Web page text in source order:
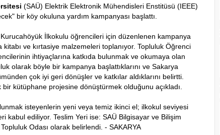
(SAÜ) Elektrik Elektronik Mühendisleri Enstitüsü (IEEE)
bir köy okuluna yardım kampanyası başlattı.
İlkokulu öğrencileri için düzenlenen kampanya
ve kırtasiye malzemeleri toplanıyor. Topluluk Öğrenci
ihtiyaçlarına katkıda bulunmak ve okumaya olan
olarak böyle bir kampanya başlattıklarını ve Sakarya
çok iyi geri dönüşler ve katkılar aldıklarını belirtti.
kütüphane projesine dönüştürmek olduğunu açıkladı.
isteyenlerin yeni veya temiz ikinci el; ilkokul seviyesi
kabul ediliyor. Teslim Yeri ise: SAÜ Bilgisayar ve Bilişim
Odası olarak belirlendi. - SAKARYA